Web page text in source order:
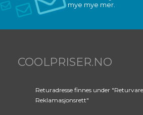
mye mye mer.
COOLPRISER.NO
Returadresse finnes under
Reklamasjonsrett"